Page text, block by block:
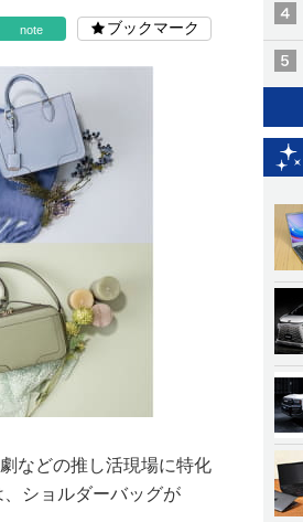
note ブックマーク
などの推し活現場に特化
ショルダーバッグが